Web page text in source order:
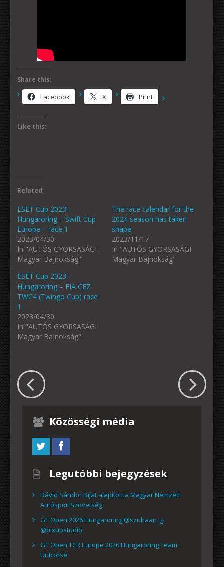
Share this:
Facebook X Print
Like this:
Related
ESET Cup 2023 –
Hungaroring – Swift Cup
Europe – race 1
2023/04/30
In "AUTÓS GYORSASÁGI
Magyar Bajnokság"
The race calendar for the
2024 season has taken
shape
2023/11/17
In "AUTÓS GYORSASÁGI
Magyar Bajnokság"
ESET Cup 2023 –
Hungaroring – FIA CEZ
TWC4 (Twingo Cup) race
1
2023/04/30
In "AUTÓS GYORSASÁGI
Magyar Bajnokság"
Közösségi média
Legutóbbi bejegyzések
Dávid Sándor Díjat alapított a Magyar Nemzeti
AutósportSzövetség
GT Open 2026 Hungaroring @szuhaan_g
@pixupstudio
GT Open TCR Europe 2026 Hungaroring Team
Unicorse